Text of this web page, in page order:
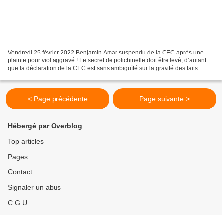
Vendredi 25 février 2022 Benjamin Amar suspendu de la CEC après une
plainte pour viol aggravé ! Le secret de polichinelle doit être levé, d’autant
que la déclaration de la CEC est sans ambiguïté sur la gravité des faits
< Page précédente Page suivante >
Hébergé par Overblog
Top articles
Pages
Contact
Signaler un abus
C.G.U.